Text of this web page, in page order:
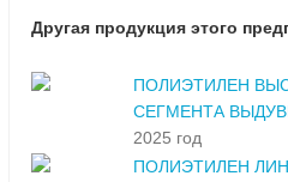
Другая продукция этого
ПОЛИЭТИЛЕН
СЕГМЕНТА
2025 год
ПОЛИЭТИЛЕН